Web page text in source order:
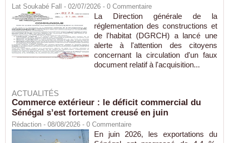
Lat Soukabé Fall - 02/07/2026 - 0 Commentaire
La Direction générale de la
réglementation des constructions et
de l'habitat (DGRCH) a lancé une
alerte à l'attention des citoyens
concernant la circulation d'un faux
document relatif à l'acquisition...
ACTUALITÉS
Commerce extérieur : le déficit commercial du
Sénégal s’est fortement creusé en juin
Rédaction - 08/08/2026 - 0 Commentaire
En juin 2026, les exportations du